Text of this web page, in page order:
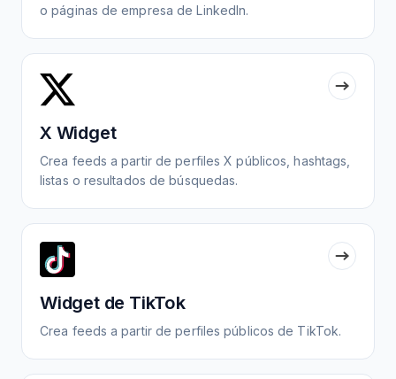
o páginas de empresa de LinkedIn.
X Widget
Crea feeds a partir de perfiles X públicos, hashtags,
listas o resultados de búsquedas.
Widget de TikTok
Crea feeds a partir de perfiles públicos de TikTok.